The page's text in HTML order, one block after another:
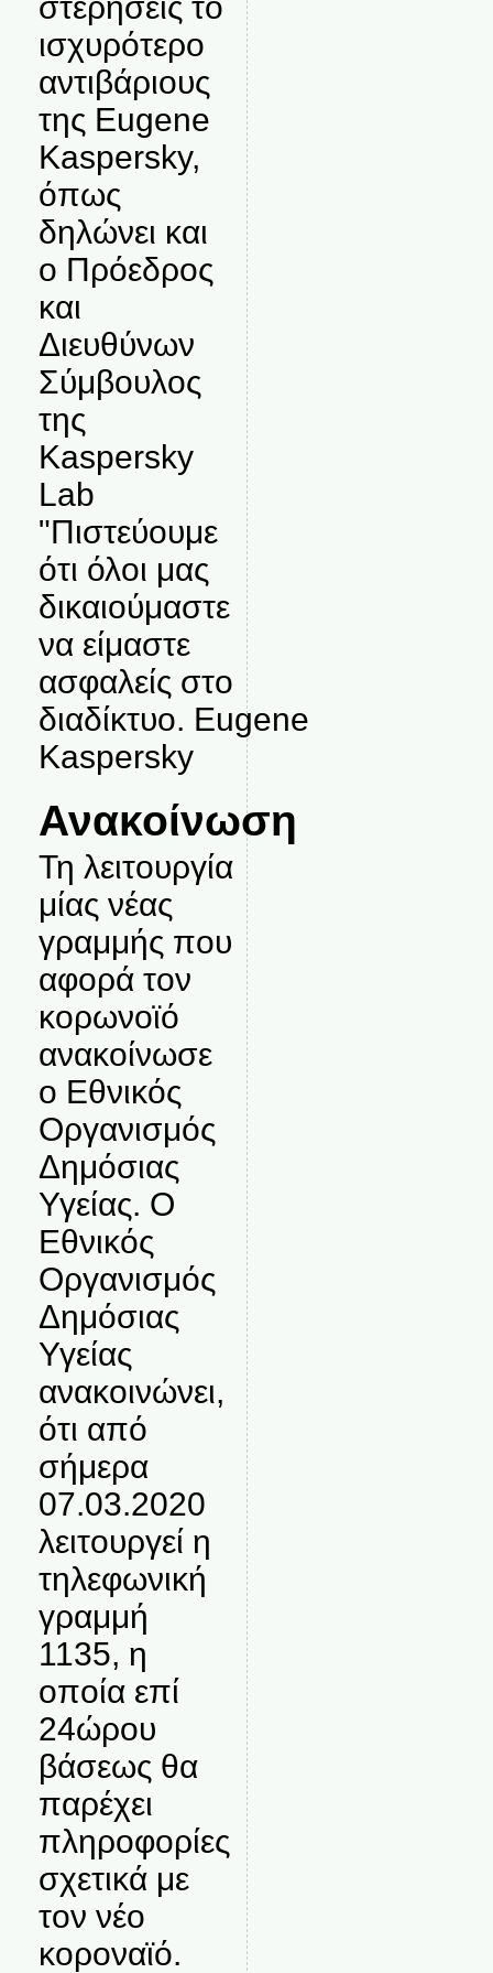
ισχυρότερο
αντιβάριους
της Eugene
Kaspersky,
όπως
δηλώνει και
ο Πρόεδρος
και
Διευθύνων
Σύμβουλος
της
Kaspersky
Lab
"Πιστεύουμε
ότι όλοι μας
δικαιούμαστε
να είμαστε
ασφαλείς στο
διαδίκτυο. Eugene
Kaspersky
Ανακοίνωση
Τη λειτουργία
μίας νέας
γραμμής που
αφορά τον
κορωνοϊό
ανακοίνωσε
ο Εθνικός
Οργανισμός
Δημόσιας
Υγείας. Ο
Εθνικός
Οργανισμός
Δημόσιας
Υγείας
ανακοινώνει,
ότι από
σήμερα
07.03.2020
λειτουργεί η
τηλεφωνική
γραμμή
1135, η
οποία επί
24ώρου
βάσεως θα
παρέχει
πληροφορίες
σχετικά με
τον νέο
κοροναϊό.